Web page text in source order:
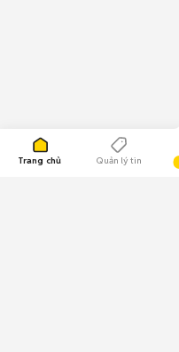
Trang chủ Quản lý tin